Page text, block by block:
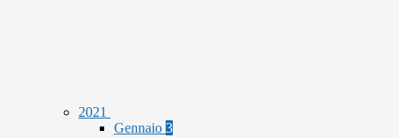
2021
Gennaio 3